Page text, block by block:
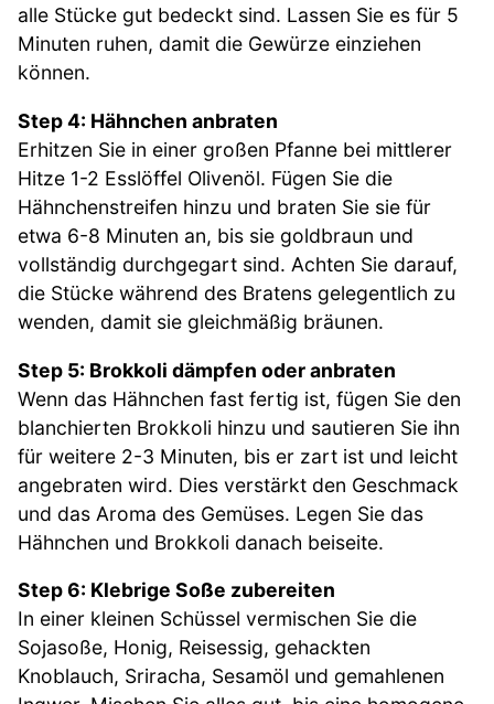
alle Stücke gut bedeckt sind. Lassen Sie es für 5
Minuten ruhen, damit die Gewürze einziehen
können.
Step 4: Hähnchen anbraten
Erhitzen Sie in einer großen Pfanne bei mittlerer
Hitze 1-2 Esslöffel Olivenöl. Fügen Sie die
Hähnchenstreifen hinzu und braten Sie sie für
etwa 6-8 Minuten an, bis sie goldbraun und
vollständig durchgegart sind. Achten Sie darauf,
die Stücke während des Bratens gelegentlich zu
wenden, damit sie gleichmäßig bräunen.
Step 5: Brokkoli dämpfen oder anbraten
Wenn das Hähnchen fast fertig ist, fügen Sie den
blanchierten Brokkoli hinzu und sautieren Sie ihn
für weitere 2-3 Minuten, bis er zart ist und leicht
angebraten wird. Dies verstärkt den Geschmack
und das Aroma des Gemüses. Legen Sie das
Hähnchen und Brokkoli danach beiseite.
Step 6: Klebrige Soße zubereiten
In einer kleinen Schüssel vermischen Sie die
Sojasoße, Honig, Reisessig, gehackten
Knoblauch, Sriracha, Sesamöl und gemahlenen